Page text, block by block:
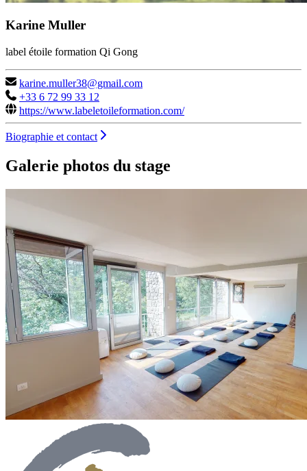
Karine Muller
label étoile formation Qi Gong
karine.muller38@gmail.com
+33 6 72 99 33 12
https://www.labeletoileformation.com/
Biographie et contact
Galerie photos du stage